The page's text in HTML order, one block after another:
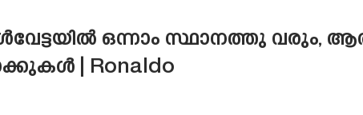
ഒന്നാം സ്ഥാനത്തു വരും,
| Ronaldo